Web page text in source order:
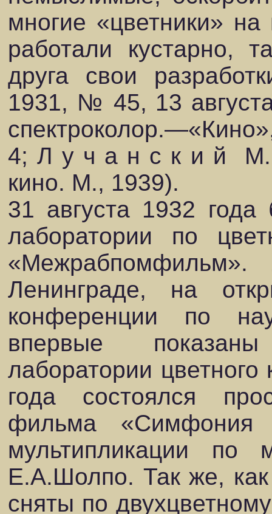
многие «цветники» на
работали кустарно,
друга свои
1931, № 45, 13
4; Л у ч а н с к и й М.
кино. М., 1939).
31 августа 1932
лаборатории по
Ленинграде, на
конференции по
впервые
лаборатории
года состоялся
фильма «Симфония
мультипликации по
Е.А.Шолпо. Так же,
сняты по